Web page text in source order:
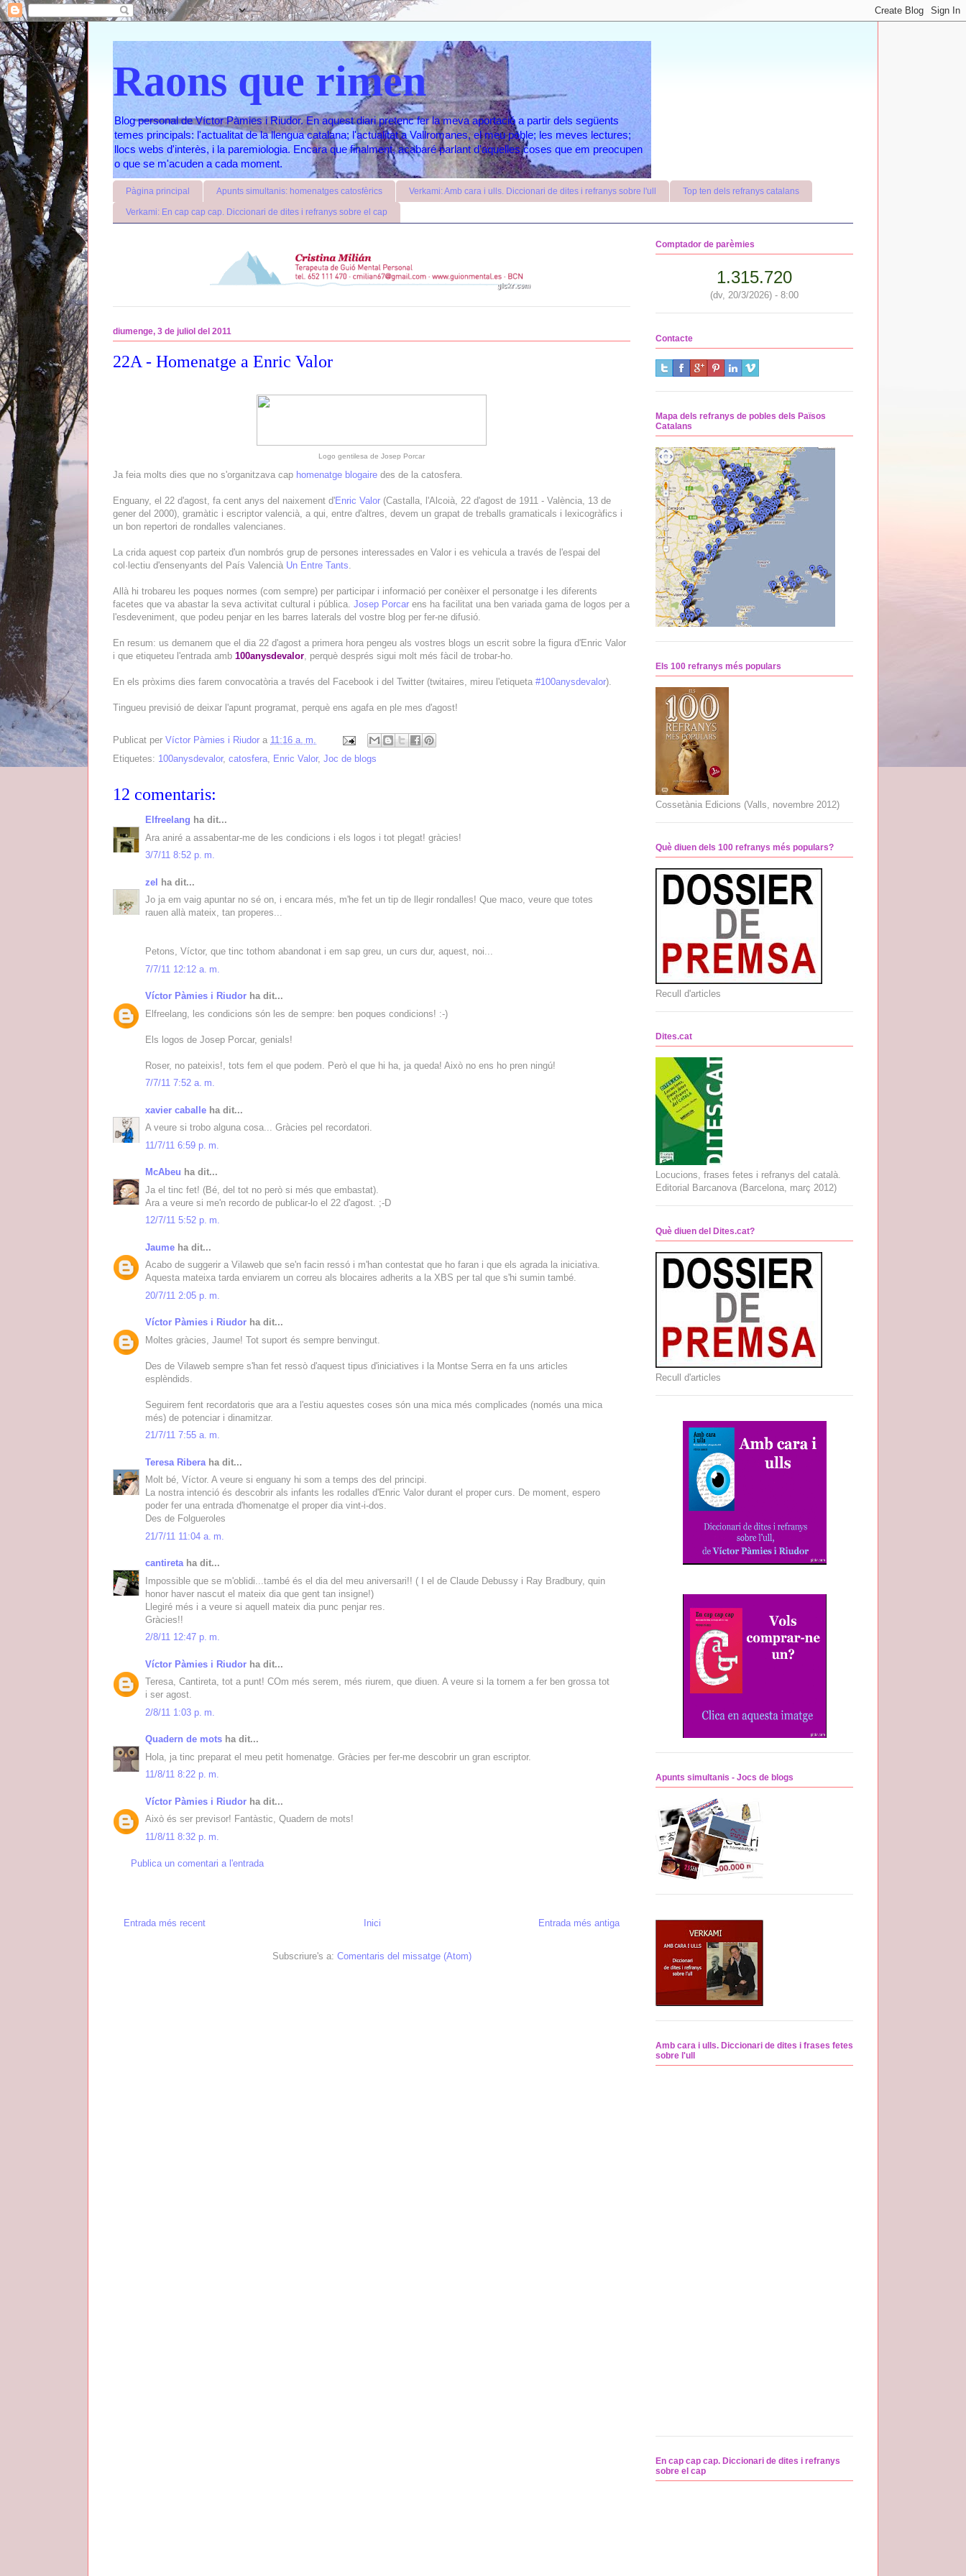
Raons que rimen
Blog personal de Víctor Pàmies i Riudor. En aquest diari pretenc fer la meva aportació a partir dels següents
temes principals: l'actualitat de la llengua catalana; l'actualitat a Vallromanes, el meu poble; les meves lectures;
llocs webs d'interès, i la paremiologia. Encara que finalment, acabaré parlant d'aquelles coses que em preocupen
o que se m'acuden a cada moment.
Pàgina principal Apunts simultanis: homenatges catosfèrics Verkami: Amb cara i ulls. Diccionari de dites i refranys sobre l'ull Top ten dels refranys catalans
Verkami: En cap cap cap. Diccionari de dites i refranys sobre el cap
diumenge, 3 de juliol del 2011
22A - Homenatge a Enric Valor
Logo gentilesa de Josep Porcar
Ja feia molts dies que no s'organitzava cap homenatge blogaire des de la catosfera.
Enguany, el 22 d'agost, fa cent anys del naixement d'Enric Valor (Castalla, l'Alcoià, 22 d'agost de 1911 - València, 13 de
gener del 2000), gramàtic i escriptor valencià, a qui, entre d'altres, devem un grapat de treballs gramaticals i lexicogràfics i
un bon repertori de rondalles valencianes.
La crida aquest cop parteix d'un nombrós grup de persones interessades en Valor i es vehicula a través de l'espai del
col·lectiu d'ensenyants del País Valencià Un Entre Tants.
Allà hi trobareu les poques normes (com sempre) per participar i informació per conèixer el personatge i les diferents
facetes que va abastar la seva activitat cultural i pública. Josep Porcar ens ha facilitat una ben variada gama de logos per a
l'esdeveniment, que podeu penjar en les barres laterals del vostre blog per fer-ne difusió.
En resum: us demanem que el dia 22 d'agost a primera hora pengeu als vostres blogs un escrit sobre la figura d'Enric Valor
i que etiqueteu l'entrada amb 100anysdevalor, perquè després sigui molt més fàcil de trobar-ho.
En els pròxims dies farem convocatòria a través del Facebook i del Twitter (twitaires, mireu l'etiqueta #100anysdevalor).
Tingueu previsió de deixar l'apunt programat, perquè ens agafa en ple mes d'agost!
Publicat per Víctor Pàmies i Riudor a 11:16 a. m.
Etiquetes: 100anysdevalor, catosfera, Enric Valor, Joc de blogs
12 comentaris:
Elfreelang ha dit...
Ara aniré a assabentar-me de les condicions i els logos i tot plegat! gràcies!
3/7/11 8:52 p. m.
zel
ha dit...
Jo ja em vaig apuntar no sé on, i encara més, m'he fet un tip de llegir rondalles! Que maco, veure que totes
rauen allà mateix, tan properes...
Petons, Víctor, que tinc tothom abandonat i em sap greu, un curs dur, aquest, noi...
7/7/11 12:12 a. m.
Víctor Pàmies i Riudor ha dit...
Elfreelang, les condicions són les de sempre: ben poques condicions! :-)
Els logos de Josep Porcar, genials!
Roser, no pateixis!, tots fem el que podem. Però el que hi ha, ja queda! Això no ens ho pren ningú!
7/7/11 7:52 a. m.
xavier caballe ha dit...
A veure si trobo alguna cosa... Gràcies pel recordatori.
11/7/11 6:59 p. m.
McAbeu ha dit...
Ja el tinc fet! (Bé, del tot no però si més que embastat).
Ara a veure si me'n recordo de publicar-lo el 22 d'agost. ;-D
12/7/11 5:52 p. m.
Jaume ha dit...
Acabo de suggerir a Vilaweb que se'n facin ressó i m'han contestat que ho faran i que els agrada la iniciativa.
Aquesta mateixa tarda enviarem un correu als blocaires adherits a la XBS per tal que s'hi sumin també.
20/7/11 2:05 p. m.
Víctor Pàmies i Riudor ha dit...
Moltes gràcies, Jaume! Tot suport és sempre benvingut.
Des de Vilaweb sempre s'han fet ressò d'aquest tipus d'iniciatives i la Montse Serra en fa uns articles
esplèndids.
Seguirem fent recordatoris que ara a l'estiu aquestes coses són una mica més complicades (només una mica
més) de potenciar i dinamitzar.
21/7/11 7:55 a. m.
Teresa Ribera ha dit...
Molt bé, Víctor. A veure si enguany hi som a temps des del principi.
La nostra intenció és descobrir als infants les rodalles d'Enric Valor durant el proper curs. De moment, espero
poder fer una entrada d'homenatge el proper dia vint-i-dos.
Des de Folgueroles
21/7/11 11:04 a. m.
cantiretaha dit...
Impossible que se m'oblidi...també és el dia del meu aniversari!! ( I el de Claude Debussy i Ray Bradbury, quin
honor haver nascut el mateix dia que gent tan insigne!)
Llegiré més i a veure si aquell mateix dia punc penjar res.
Gràcies!!
2/8/11 12:47 p. m.
Víctor Pàmies i Riudor ha dit...
Teresa, Cantireta, tot a punt! COm més serem, més riurem, que diuen. A veure si la tornem a fer ben grossa tot
i ser agost.
2/8/11 1:03 p. m.
Quadern de mots ha dit...
Hola, ja tinc preparat el meu petit homenatge. Gràcies per fer-me descobrir un gran escriptor.
11/8/11 8:22 p. m.
Víctor Pàmies i Riudor ha dit...
Això és ser previsor! Fantàstic, Quadern de mots!
11/8/11 8:32 p. m.
Publica un comentari a l'entrada
Entrada més recent Entrada més antiga
Inici
Subscriure's a: Comentaris del missatge (Atom)
Comptador de parèmies
1.315.720
(dv, 20/3/2026) - 8:00
Contacte
Mapa dels refranys de pobles dels Països
Catalans
Els 100 refranys més populars
Cossetània Edicions (Valls, novembre 2012)
Què diuen dels 100 refranys més populars?
Recull d'articles
Dites.cat
Locucions, frases fetes i refranys del català.
Editorial Barcanova (Barcelona, març 2012)
Què diuen del Dites.cat?
Recull d'articles
Apunts simultanis - Jocs de blogs
Amb cara i ulls. Diccionari de dites i frases fetes
sobre l'ull
En cap cap cap. Diccionari de dites i refranys
sobre el cap